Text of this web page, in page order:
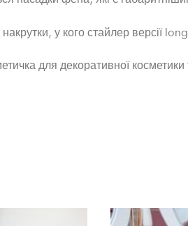
у кого стайлер версії
для декоративної